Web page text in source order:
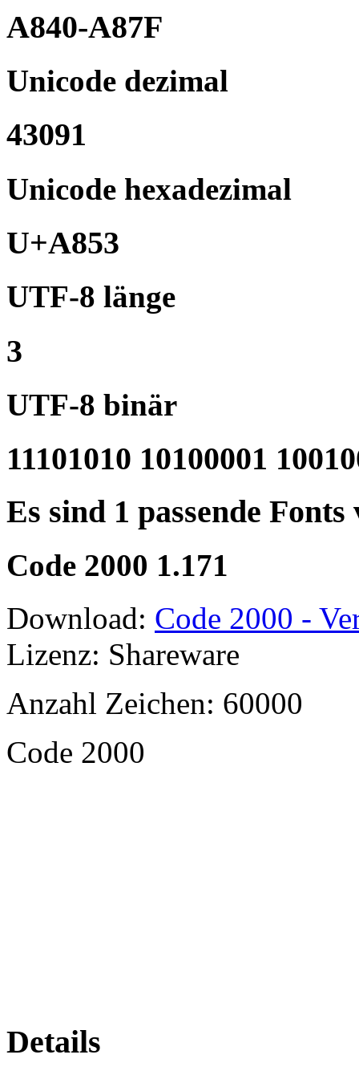
A840-A87F
Unicode dezimal
43091
Unicode hexadezimal
U+A853
UTF-8 länge
3
UTF-8 binär
11101010 10100001
Es sind 1 passende
Code 2000 1.171
Download: Code 2000 -
Lizenz: Shareware
Anzahl Zeichen: 60000
Code 2000
Details